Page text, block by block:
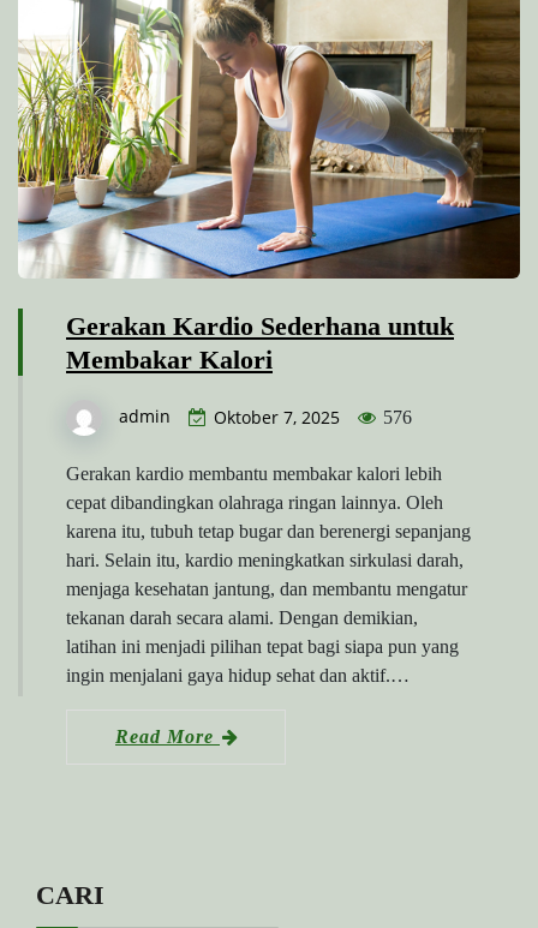
Gerakan Kardio Sederhana untuk
Membakar Kalori
admin Oktober 7, 2025 576
Gerakan kardio membantu membakar kalori lebih
cepat dibandingkan olahraga ringan lainnya. Oleh
karena itu, tubuh tetap bugar dan berenergi sepanjang
hari. Selain itu, kardio meningkatkan sirkulasi darah,
menjaga kesehatan jantung, dan membantu mengatur
tekanan darah secara alami. Dengan demikian,
latihan ini menjadi pilihan tepat bagi siapa pun yang
ingin menjalani gaya hidup sehat dan aktif.…
Read More
CARI